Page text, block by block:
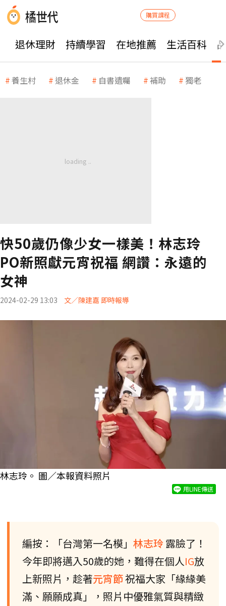
購買課程
退休理財 持續學習 在地推薦 生活百科
養生村 退休金 自書遺囑 補助 獨老
快50歲仍像少女一樣美！林志玲
PO新照獻元宵祝福 網讚：永遠的
女神
2024-02-29 13:03 文／陳建嘉 即時報導
林志玲。 圖／本報資料照片
用LINE傳送
編按：「台灣第一名模」 林志玲 露臉了！
今年即將邁入50歲的她，難得在個人IG放
上新照片，趁著元宵節祝福大家「緣緣美
滿、願願成真」，照片中優雅氣質與精緻